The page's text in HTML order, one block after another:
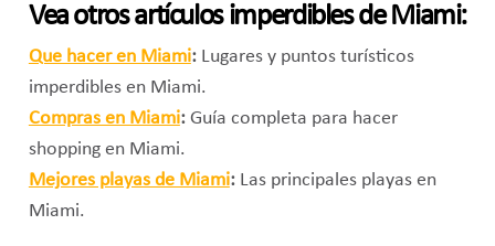
Vea otros artículos imperdibles de Miami:
Que hacer en Miami:Lugares y puntos turísticos
imperdibles en Miami.
Compras en Miami:Guía completa para hacer
shopping en Miami.
Mejores playas de Miami:Las principales playas en
Miami.